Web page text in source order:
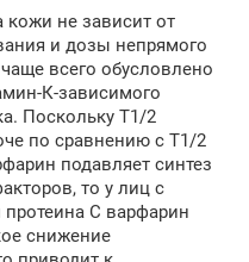
кожи не зависит от
и дозы непрямого
всего обусловлено
К-зависимого
Поскольку Т1/2
по сравнению с Т1/2
подавляет синтез
то у лиц с
С варфарин
снижение